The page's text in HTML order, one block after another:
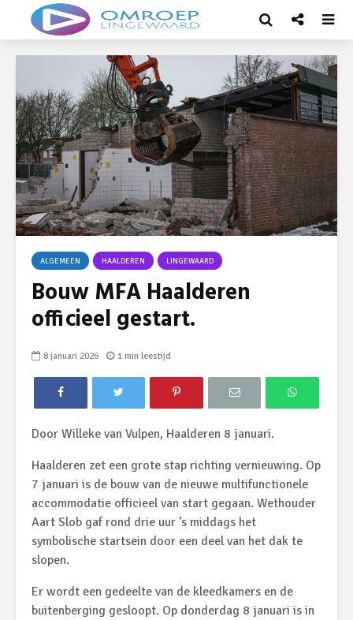
ALGEMEEN HAALDEREN LINGEWAARD
Bouw MFA Haalderen
officieel gestart.
8 januari 2026 1 min leestijd
Door Willeke van Vulpen, Haalderen 8 januari.
Haalderen zet een grote stap richting vernieuwing. Op
7 januari is de bouw van de nieuwe multifunctionele
accommodatie officieel van start gegaan. Wethouder
Aart Slob gaf rond drie uur ’s middags het
symbolische startsein door een deel van het dak te
slopen.
Er wordt een gedeelte van de kleedkamers en de
buitenberging gesloopt. Op donderdag 8 januari is in